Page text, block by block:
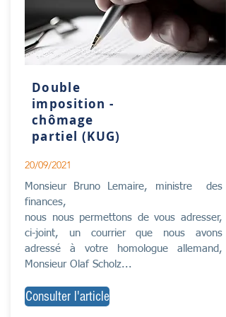
Double
imposition -
chômage
partiel (KUG)
20/09/2021
Monsieur Bruno Lemaire, ministre des
finances,
nous nous permettons de vous adresser,
ci-joint, un courrier que nous avons
adressé à votre homologue allemand,
Monsieur Olaf Scholz...
Consulter l'article